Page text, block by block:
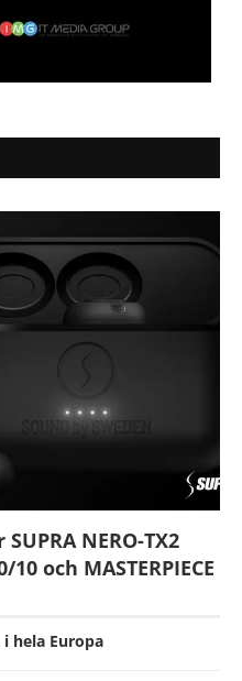
NERO-TX2
och MASTERPIECE
hela Europa